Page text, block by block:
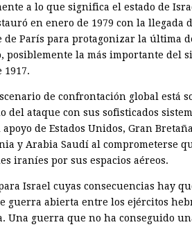
a lo que significa el estado de
en enero de 1979 con la llegada
de París para protagonizar la última
posiblemente la más importante del
1917.
de confrontación global está
del ataque con sus sofisticados
de Estados Unidos, Gran
y Arabia Saudí al comprometerse
iraníes por sus espacios aéreos.
Israel cuyas consecuencias hay
guerra abierta entre los ejércitos
Una guerra que no ha conseguido